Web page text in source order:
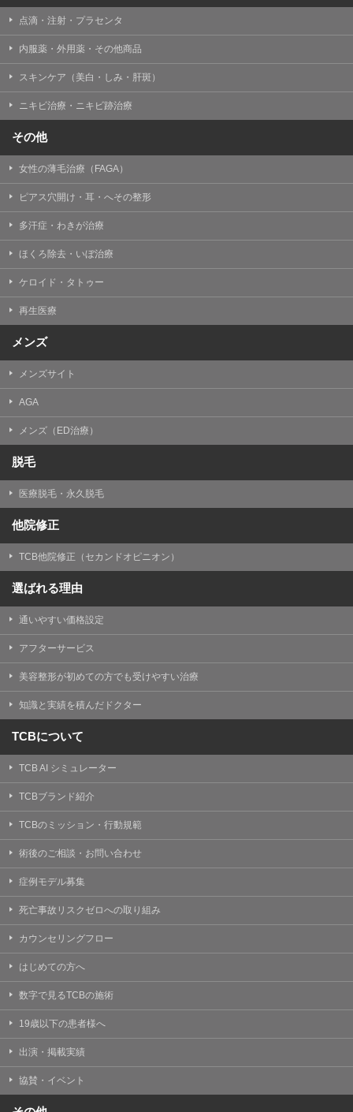
事業上の必要性等に応じて、改定される場合がありま
す。
掲載したときをもって効力を生じるものとします。
点滴・注射・プラセンタ
内服薬・外用薬・その他商品
スキンケア（美白・しみ・肝斑）
ニキビ治療・ニキビ跡治療
その他
女性の薄毛治療（FAGA）
ピアス穴開け・耳・へその整形
多汗症・わきが治療
ほくろ除去・いぼ治療
ケロイド・タトゥー
再生医療
メンズ
メンズサイト
AGA
メンズ（ED治療）
脱毛
医療脱毛・永久脱毛
他院修正
TCB他院修正（セカンドオピニオン）
選ばれる理由
通いやすい価格設定
アフターサービス
美容整形が初めての方でも受けやすい治療
知識と実績を積んだドクター
TCBについて
TCB AI シミュレーター
TCBブランド紹介
TCBのミッション・行動規範
術後のご相談・お問い合わせ
症例モデル募集
死亡事故リスクゼロへの取り組み
カウンセリングフロー
はじめての方へ
数字で見るTCBの施術
19歳以下の患者様へ
出演・掲載実績
協賛・イベント